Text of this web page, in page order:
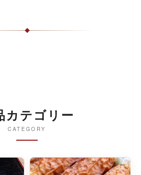
カテゴリー
CATEGORY